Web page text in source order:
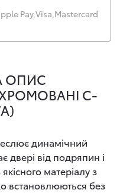
Pay,Visa,Mastercard
ОПИС
C-
динамічний
двері від подряпин і
матеріалу з
встановлюються без